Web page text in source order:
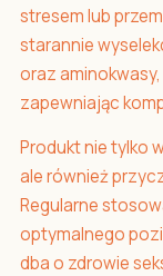
stresem lub
starannie
oraz
zapewniając
Produkt nie tylko
ale również
Regularne
optymalnego
dba o zdrowie